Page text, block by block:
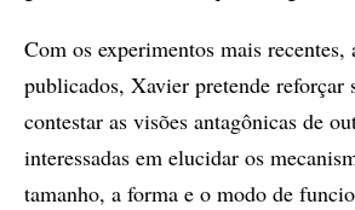
Com os experimentos mais recentes,
publicados, Xavier pretende reforçar
contestar as visões antagônicas de
interessadas em elucidar os
tamanho, a forma e o modo de